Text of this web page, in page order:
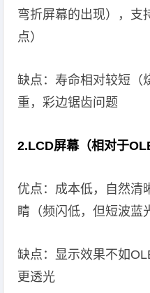
弯折屏幕的出现），支
点）
缺点：寿命相对较短（
重，彩边锯齿问题
2.LCD屏幕（相对于
优点：成本低，自然清
睛（频闪低，但短波蓝
缺点：显示效果不如
更透光